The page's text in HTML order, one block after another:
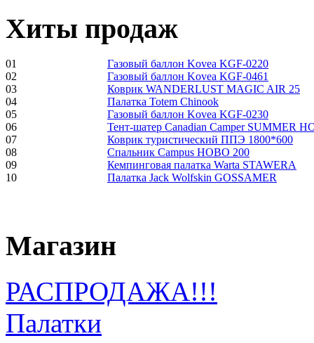
Хиты продаж
01
Газовый баллон Kovea KGF-0220
02
Газовый баллон Kovea KGF-0461
03
Коврик WANDERLUST MAGIC AIR 25
04
Палатка Totem Chinook
05
Газовый баллон Kovea KGF-0230
06
Тент-шатер Canadian Camper SUMMER
07
Коврик туристический ППЭ 1800*600
08
Спальник Campus HOBO 200
09
Кемпинговая палатка Warta STAWERA
10
Палатка Jack Wolfskin GOSSAMER
Магазин
РАСПРОДАЖА!!!
Палатки